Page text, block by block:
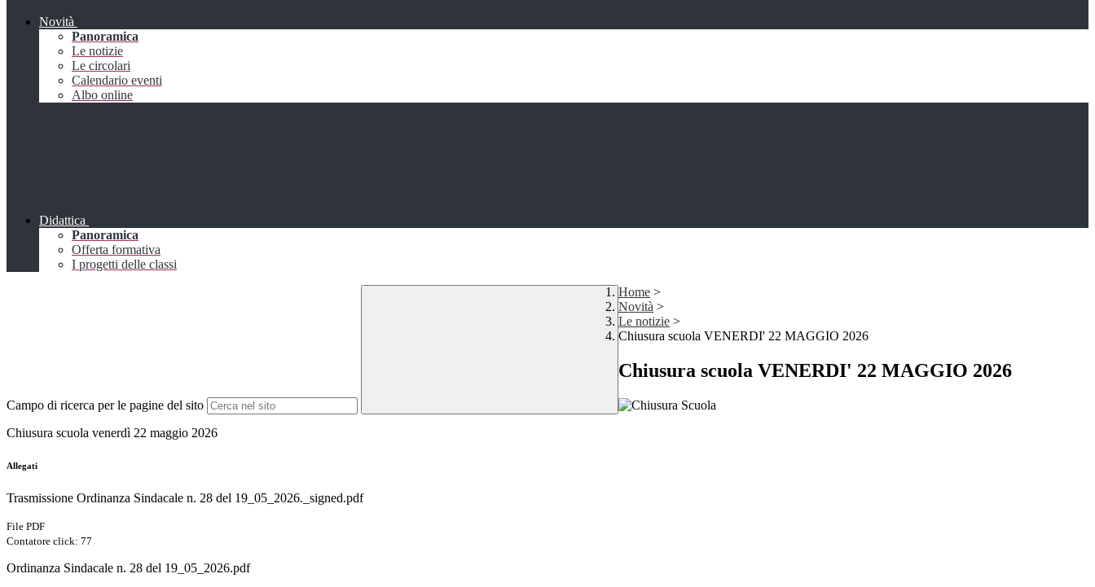
Novità
Panoramica
Le notizie
Le circolari
Calendario eventi
Albo online
Didattica
Panoramica
Offerta formativa
I progetti delle classi
Campo di ricerca per le pagine del sito
Home >
Novità >
Le notizie >
Chiusura scuola VENERDI' 22 MAGGIO 2026
Chiusura scuola VENERDI' 22 MAGGIO 2026
Chiusura scuola venerdì 22 maggio 2026
Allegati
Trasmissione Ordinanza Sindacale n. 28 del 19_05_2026._signed.pdf
File PDF
Contatore click: 77
Ordinanza Sindacale n. 28 del 19_05_2026.pdf